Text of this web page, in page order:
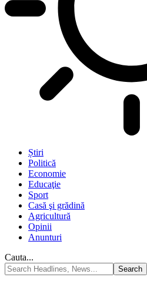
Știri
Politică
Economie
Educaţie
Sport
Casă şi grădină
Agricultură
Opinii
Anunturi
Cauta...